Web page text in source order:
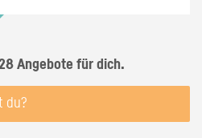
Angebote für dich.